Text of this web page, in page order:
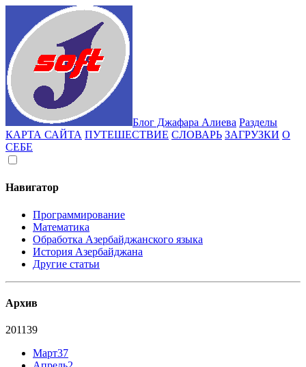
Блог Джафара Алиева Разделы
КАРТА САЙТА ПУТЕШЕСТВИЕ СЛОВАРЬ ЗАГРУЗКИ О
СЕБЕ
Навигатор
Программирование
Математика
Обработка Азербайджанского языка
История Азербайджана
Другие статьи
Архив
201139
Март37